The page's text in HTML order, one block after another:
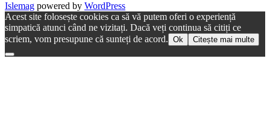
Islemag powered by WordPress
Acest site folosește cookies ca să vă putem oferi o experiență
simpatică atunci când ne vizitați. Dacă veți continua să citiți ce
scriem, vom presupune că sunteți de acord. Ok Citește mai multe